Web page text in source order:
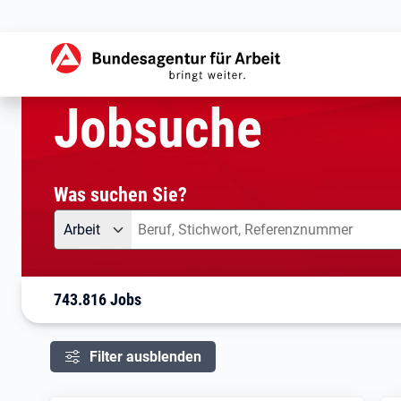
Startseite
Jobsuche
Was suchen Sie?
Angebotsart
Arbeit Was suchen Sie?
743.816 Jobs
Filter ausblenden